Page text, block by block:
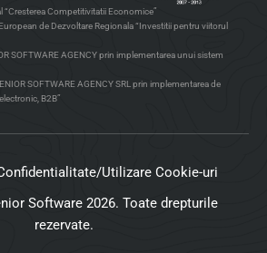
“Cresterea Competitivitatii Economice”
de Dezvoltare Regionala “Investitii pentru viitorul
SOFTWARE AGENCY prin implementarea unui sistem
SOFTWARE AGENCY SRL prin implementarea de
B2B”
Software 2026. Toate drepturile
rezervate.
/Utilizare Cookie-uri